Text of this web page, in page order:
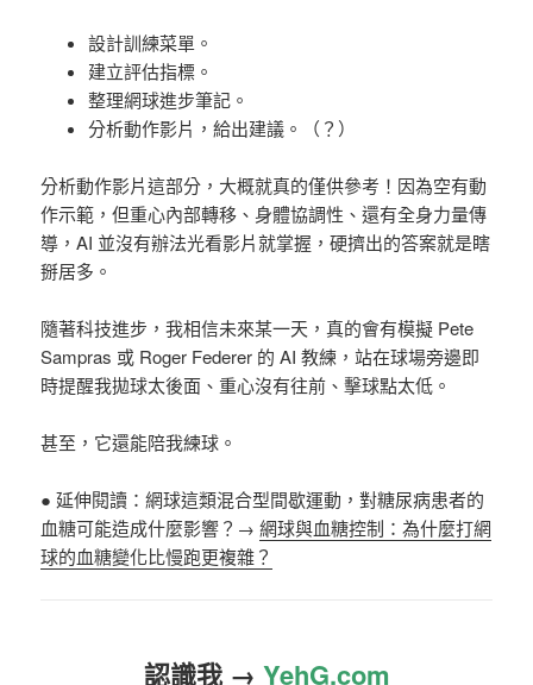
設計訓練菜單。
建立評估指標。
整理網球進步筆記。
分析動作影片，給出建議。（？）
分析動作影片這部分，大概就真的僅供參考！因為空有動
作示範，但重心內部轉移、身體協調性、還有全身力量傳
導，AI 並沒有辦法光看影片就掌握，硬擠出的答案就是瞎
掰居多。
隨著科技進步，我相信未來某一天，真的會有模擬 Pete
Sampras 或 Roger Federer 的 AI 教練，站在球場旁邊即
時提醒我拋球太後面、重心沒有往前、擊球點太低。
甚至，它還能陪我練球。
● 延伸閱讀 ：網球這類混合型間歇運動，對糖尿病患者的
血糖可能造成什麼影響？→網球與血糖控制：為什麼打網
球的血糖變化比慢跑更複雜？
認識我 → YehG.com